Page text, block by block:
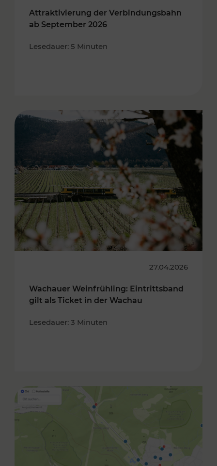
Attraktivierung der Verbindungsbahn
ab September 2026
Lesedauer: 5 Minuten
27.04.2026
Wachauer Weinfrühling: Eintrittsband
gilt als Ticket in der Wachau
Lesedauer: 3 Minuten